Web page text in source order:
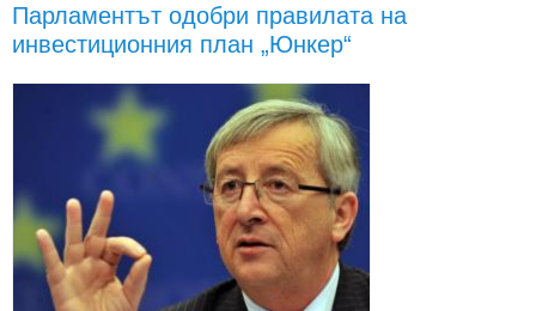
Парламентът одобри правилата на
инвестиционния план „Юнкер“